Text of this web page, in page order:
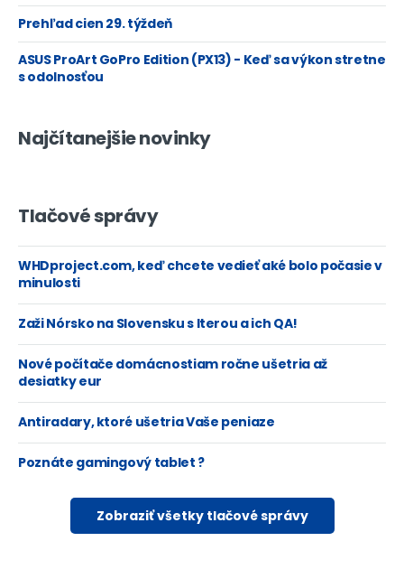
Prehľad cien 29. týždeň
ASUS ProArt GoPro Edition (PX13) - Keď sa výkon stretne
s odolnosťou
Najčítanejšie novinky
Tlačové správy
WHDproject.com, keď chcete vedieť aké bolo počasie v
minulosti
Zaži Nórsko na Slovensku s Iterou a ich QA!
Nové počítače domácnostiam ročne ušetria až
desiatky eur
Antiradary, ktoré ušetria Vaše peniaze
Poznáte gamingový tablet ?
Zobraziť všetky tlačové správy